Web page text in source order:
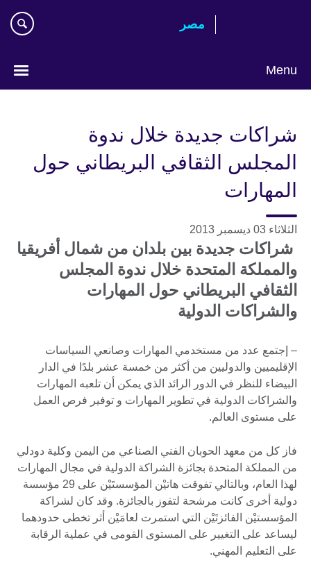
مصر‎
Menu
شراكات جديدة خلال ندوة
المجلس الثقافي البريطاني حول
المهارات
الثلاثاء 03 ديسمبر 2013
شراكات جديدة بين بلدان من شمال أفريقيا
والمملكة المتحدة خلال ندوة المجلس
الثقافي البريطاني حول المهارات
والشراكات الدولية
– إجتمع عدد من مستخدمي المهارات وصانعي السياسات
الإقليميين والدوليين من أكثر من خمسة عشر بلدًا في الدار
البيضاء للنظر في الدور الرائد الذي يمكن أن تلعبه المهارات
والشراكات الدولية في تطوير المهارات و توفير فرص العمل
على مستوى العالم.
فاز كل من معهد الحوبان الفني الصناعي من اليمن وكلية دودلي
من المملكة المتحدة بجائزة الشراكة الدولية في مجال المهارات
لهذا العام، وبالتالي تفوقت هاتيْن المؤسستَيْن على 29 مؤسسة
دولية أخرى كانت مرشحة لتفوز بالجائزة. وقد كان لشراكة
المؤسستيْن الفائزتَيْن التي استمرت لعامَيْن أثر تخطى حدودهما
ليساعد على التغيير على المستوى القومى في عملية الرقابة
على التعليم المهني.